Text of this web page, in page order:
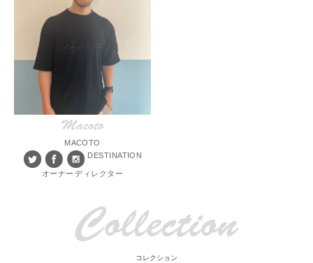
Macoto
MACOTO
DESTINATION
オーナー ディレクター
Collection
コレクション